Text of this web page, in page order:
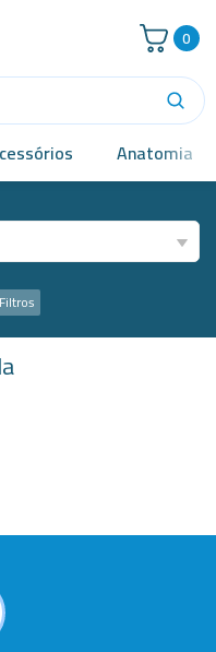
0
Anatomia